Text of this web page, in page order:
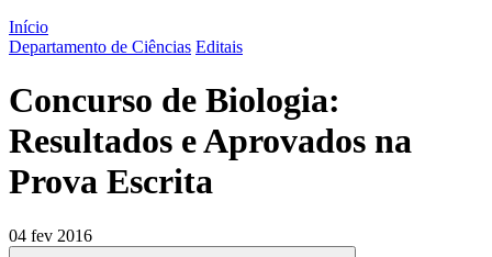
Início
Departamento de Ciências Editais
Concurso de Biologia:
Resultados e Aprovados na
Prova Escrita
04 fev 2016